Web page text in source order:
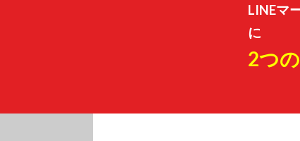
LINEマ
に
2つ